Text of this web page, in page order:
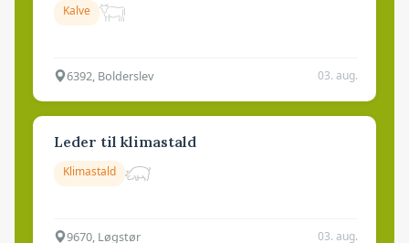
Kalve
6392, Bolderslev 03. aug.
Leder til klimastald
Klimastald
9670, Løgstør 03. aug.